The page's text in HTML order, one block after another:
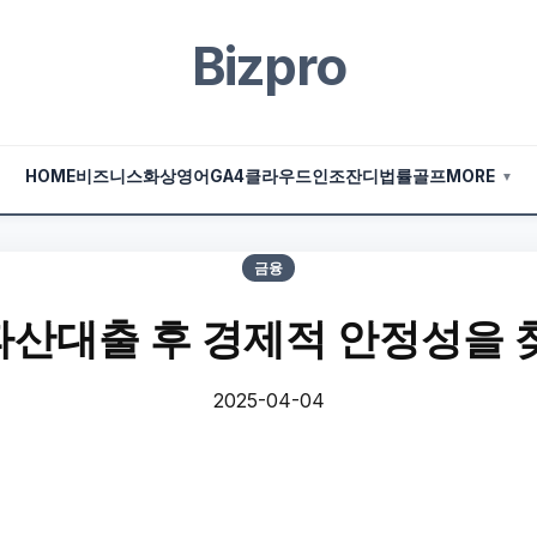
Bizpro
HOME비즈니스화상영어 GA4클라우드인조잔디 법률골프MORE ▼
금융
산대출 후 경제적 안정성을
2025-04-04